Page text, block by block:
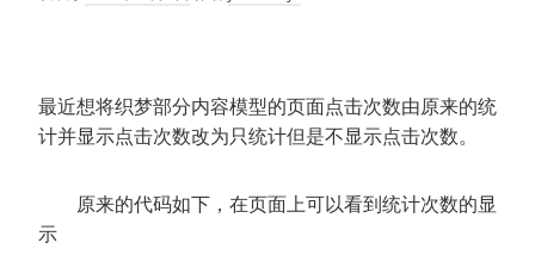
最近想将织梦部分内容模型的页面点击次数由原来的统
计并显示点击次数改为只统计但是不显示点击次数。
原来的代码如下，在页面上可以看到统计次数的显
示